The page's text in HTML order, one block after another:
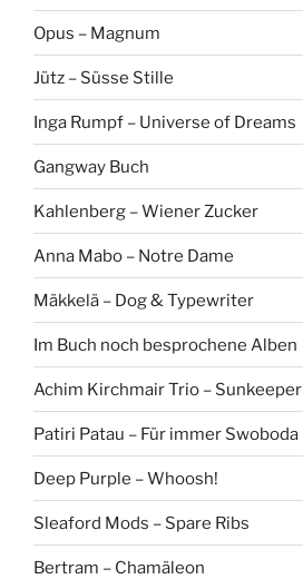
Opus – Magnum
Jütz – Süsse Stille
Inga Rumpf – Universe of Dreams
Gangway Buch
Kahlenberg – Wiener Zucker
Anna Mabo – Notre Dame
Mäkkelä – Dog & Typewriter
Im Buch noch besprochene Alben
Achim Kirchmair Trio – Sunkeeper
Patiri Patau – Für immer Swoboda
Deep Purple – Whoosh!
Sleaford Mods – Spare Ribs
Bertram – Chamäleon